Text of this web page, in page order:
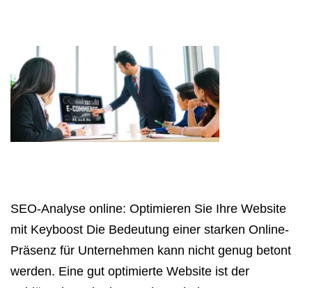
SEO-Analyse online: Optimieren Sie Ihre Website
mit Keyboost Die Bedeutung einer starken Online-
Präsenz für Unternehmen kann nicht genug betont
werden. Eine gut optimierte Website ist der